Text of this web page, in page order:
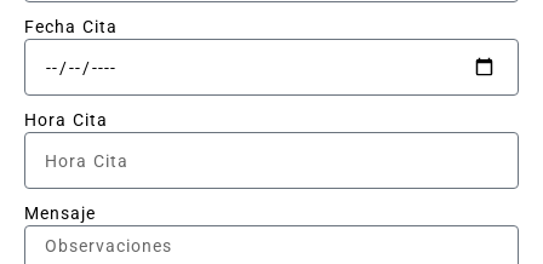
Fecha Cita
Hora Cita
Mensaje